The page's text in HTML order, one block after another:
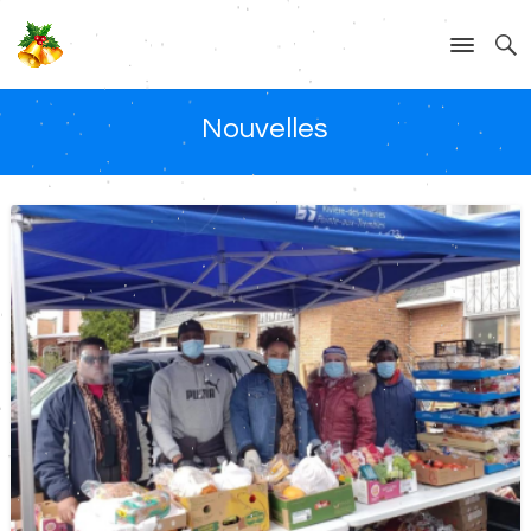
Nouvelles